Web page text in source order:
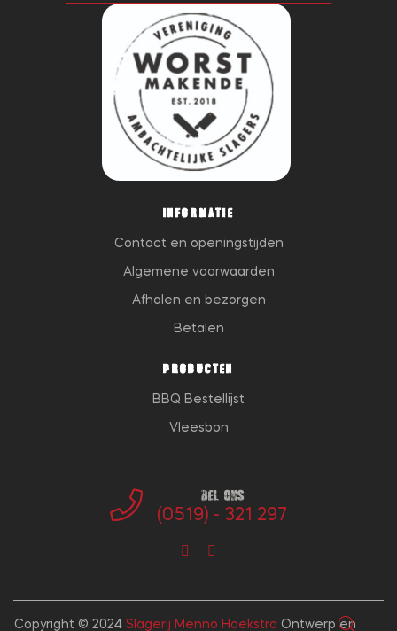
INFORMATIE
Contact en openingstijden
Algemene voorwaarden
Afhalen en bezorgen
Betalen
PRODUCTEN
BBQ Bestellijst
Vleesbon
Bel ons
(0519) - 321 297
Copyright © 2024 Slagerij Menno Hoekstra Ontwerp en